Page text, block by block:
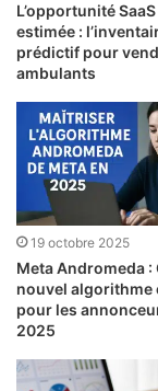
L’opportunité
estimée :
prédictif pour
ambulants
19 octobre 2025
Meta Andromeda :
nouvel algorithme
pour les
2025